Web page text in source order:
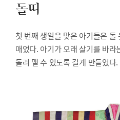
돌띠
첫 번째 생일을 맞은 아기들은
매었다. 아기가 오래 살기를 바라
돌려 맬 수 있도록 길게 만들었다.